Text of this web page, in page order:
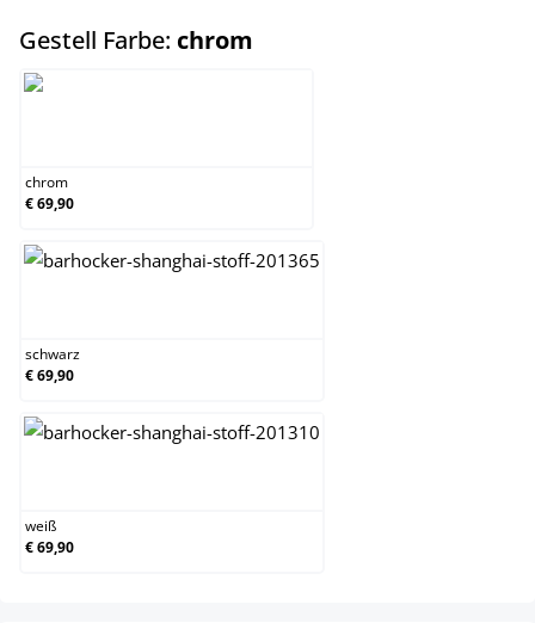
Gestell Farbe: chrom
chrom
€ 69,90
schwarz
€ 69,90
weiß
€ 69,90